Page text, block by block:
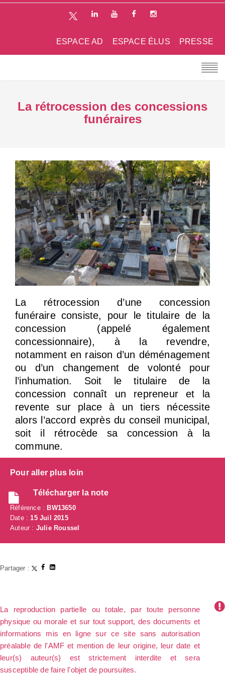
PRESSE
ESPACE ÉLUS
ESPACE AD
La rétrocession des concessions
funéraires
La rétrocession d’une concession
funéraire consiste, pour le titulaire de la
concession (appelé également
concessionnaire), à la revendre,
notamment en raison d’un déménagement
ou d’un changement de volonté pour
l’inhumation. Soit le titulaire de la
concession connaît un repreneur et la
revente sur place à un tiers nécessite
alors l’accord exprès du conseil municipal,
soit il rétrocède sa concession à la
commune.
Pour aller plus loin
Télécharger la note
Référence : BW13650
Date :15 Juil 2015
Auteur : Julie Roussel
Partager :
La reproduction partielle ou totale, par toute personne
physique ou morale et sur tout support, des documents et
informations mis en ligne sur ce site sans autorisation
préalable de l'AMF et mention de leur origine, leur date et
leur(s) auteur(s) est strictement interdite et sera
susceptible de faire l'objet de poursuites.